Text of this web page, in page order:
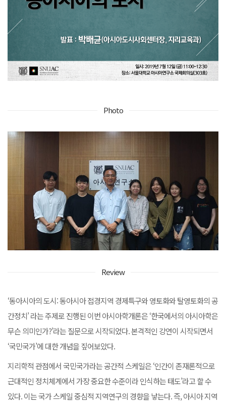
Photo
Review
‘동아시아의 도시: 동아시아 접경지역 경제특구와 영토화와 탈영토화의 공
간정치’ 라는 주제로 진행된 이번 아시아학개론은 ‘한국에서의 아시아학은
무슨 의미인가?’라는 질문으로 시작되었다. 본격적인 강연이 시작되면서
‘국민국가’에 대한 개념을 짚어보았다.
지리학적 관점에서 국민국가라는 공간적 스케일은 ‘인간이 존재론적으로
근대적인 정치체계에서 가장 중요한 수준이라 인식하는 태도’라고 할 수
있다. 이는 국가 스케일 중심적 지역연구의 경향을 낳는다. 즉, 아시아 지역